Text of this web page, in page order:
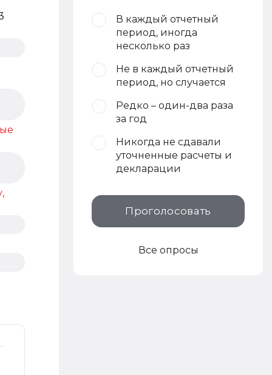
В каждый отчетный
период, иногда
несколько раз
Не в каждый отчетный
период, но случается
Редко – один-два раза
за год
Никогда не сдавали
уточненные расчеты и
декларации
Проголосовать
Все опросы